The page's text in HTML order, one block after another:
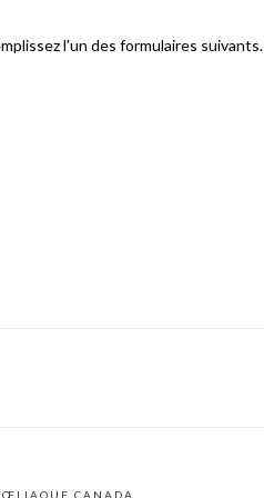
l'un des formulaires suivants.
CANADA.